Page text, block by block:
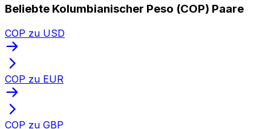
Beliebte Kolumbianischer Peso (COP) Paare
COP zu USD
COP zu EUR
COP zu GBP